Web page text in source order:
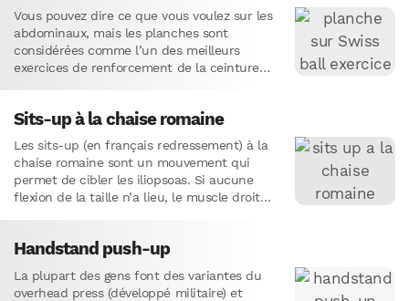
Vous pouvez dire ce que vous voulez sur les
abdominaux, mais les planches sont
considérées comme l’un des meilleurs
exercices de renforcement de la ceinture
Sits-up à la chaise romaine
Les sits-up (en français redressement) à la
chaise romaine sont un mouvement qui
permet de cibler les iliopsoas. Si aucune
flexion de la taille n’a lieu, le muscle droit
Handstand push-up
La plupart des gens font des variantes du
overhead press (développé militaire) et